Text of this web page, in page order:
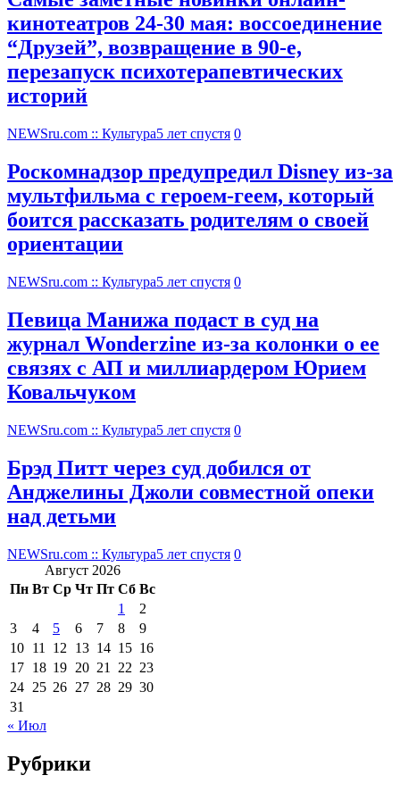
кинотеатров 24-30 мая: воссоединение
“Друзей”, возвращение в 90-е,
перезапуск психотерапевтических
историй
NEWSru.com :: Культура5 лет спустя 0
Роскомнадзор предупредил Disney из-за
мультфильма c героем-геем, который
боится рассказать родителям о своей
ориентации
NEWSru.com :: Культура5 лет спустя 0
Певица Манижа подаст в суд на
журнал Wonderzine из-за колонки о ее
связях с АП и миллиардером Юрием
Ковальчуком
NEWSru.com :: Культура5 лет спустя 0
Брэд Питт через суд добился от
Анджелины Джоли совместной опеки
над детьми
NEWSru.com :: Культура5 лет спустя 0
Август 2026
Пн Вт Ср Чт Пт Сб Вс
1
2
3
4 5 6 7 8
9
10 11 12 13 14 15 16
17 18 19 20 21 22 23
24 25 26 27 28 29 30
31
« Июл
Рубрики